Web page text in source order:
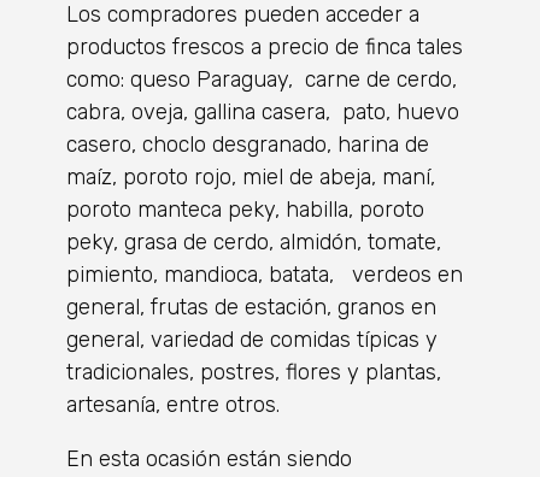
Los compradores pueden acceder a
productos frescos a precio de finca tales
como: queso Paraguay, carne de cerdo,
cabra, oveja, gallina casera, pato, huevo
casero, choclo desgranado, harina de
maíz, poroto rojo, miel de abeja, maní,
poroto manteca peky, habilla, poroto
peky, grasa de cerdo, almidón, tomate,
pimiento, mandioca, batata, verdeos en
general, frutas de estación, granos en
general, variedad de comidas típicas y
tradicionales, postres, flores y plantas,
artesanía, entre otros.
En esta ocasión están siendo